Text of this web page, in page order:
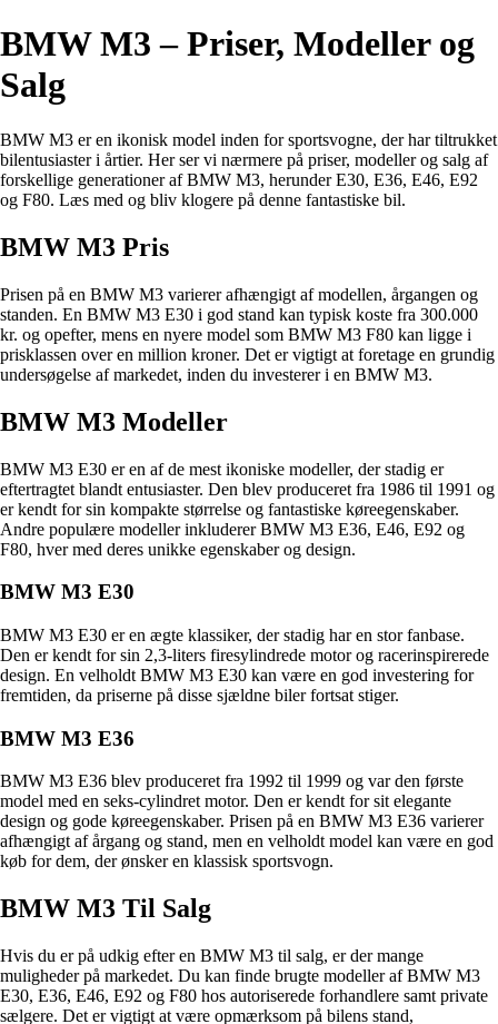
BMW M3 – Priser, Modeller og
Salg
BMW M3 er en ikonisk model inden for sportsvogne, der har tiltrukket
bilentusiaster i årtier. Her ser vi nærmere på priser, modeller og salg af
forskellige generationer af BMW M3, herunder E30, E36, E46, E92
og F80. Læs med og bliv klogere på denne fantastiske bil.
BMW M3 Pris
Prisen på en BMW M3 varierer afhængigt af modellen, årgangen og
standen. En BMW M3 E30 i god stand kan typisk koste fra 300.000
kr. og opefter, mens en nyere model som BMW M3 F80 kan ligge i
prisklassen over en million kroner. Det er vigtigt at foretage en grundig
undersøgelse af markedet, inden du investerer i en BMW M3.
BMW M3 Modeller
BMW M3 E30 er en af de mest ikoniske modeller, der stadig er
eftertragtet blandt entusiaster. Den blev produceret fra 1986 til 1991 og
er kendt for sin kompakte størrelse og fantastiske køreegenskaber.
Andre populære modeller inkluderer BMW M3 E36, E46, E92 og
F80, hver med deres unikke egenskaber og design.
BMW M3 E30
BMW M3 E30 er en ægte klassiker, der stadig har en stor fanbase.
Den er kendt for sin 2,3-liters firesylindrede motor og racerinspirerede
design. En velholdt BMW M3 E30 kan være en god investering for
fremtiden, da priserne på disse sjældne biler fortsat stiger.
BMW M3 E36
BMW M3 E36 blev produceret fra 1992 til 1999 og var den første
model med en seks-cylindret motor. Den er kendt for sit elegante
design og gode køreegenskaber. Prisen på en BMW M3 E36 varierer
afhængigt af årgang og stand, men en velholdt model kan være en god
køb for dem, der ønsker en klassisk sportsvogn.
BMW M3 Til Salg
Hvis du er på udkig efter en BMW M3 til salg, er der mange
muligheder på markedet. Du kan finde brugte modeller af BMW M3
E30, E36, E46, E92 og F80 hos autoriserede forhandlere samt private
sælgere. Det er vigtigt at være opmærksom på bilens stand,